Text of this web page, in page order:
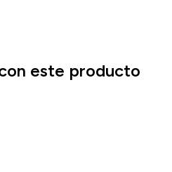
este producto